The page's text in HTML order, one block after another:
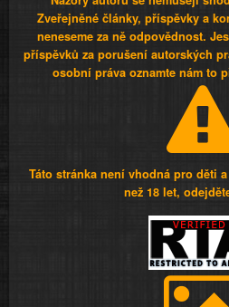
Zveřejněné články, příspěvky a
neneseme za ně odpovědnost.
příspěvků za porušení autorských
osobní práva oznamte nám to
Táto stránka není vhodná pro děti
než 18 let,